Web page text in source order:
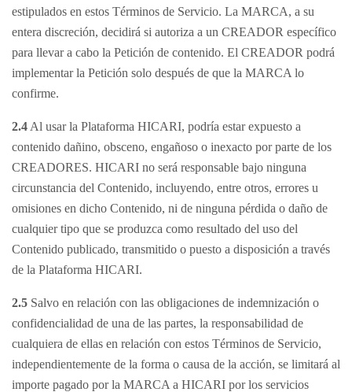
estipulados en estos Términos de Servicio. La MARCA, a su
entera discreción, decidirá si autoriza a un CREADOR específico
para llevar a cabo la Petición de contenido. El CREADOR podrá
implementar la Petición solo después de que la MARCA lo
confirme.
2.4 Al usar la Plataforma HICARI, podría estar expuesto a
contenido dañino, obsceno, engañoso o inexacto por parte de los
CREADORES. HICARI no será responsable bajo ninguna
circunstancia del Contenido, incluyendo, entre otros, errores u
omisiones en dicho Contenido, ni de ninguna pérdida o daño de
cualquier tipo que se produzca como resultado del uso del
Contenido publicado, transmitido o puesto a disposición a través
de la Plataforma HICARI.
2.5 Salvo en relación con las obligaciones de indemnización o
confidencialidad de una de las partes, la responsabilidad de
cualquiera de ellas en relación con estos Términos de Servicio,
independientemente de la forma o causa de la acción, se limitará al
importe pagado por la MARCA a HICARI por los servicios